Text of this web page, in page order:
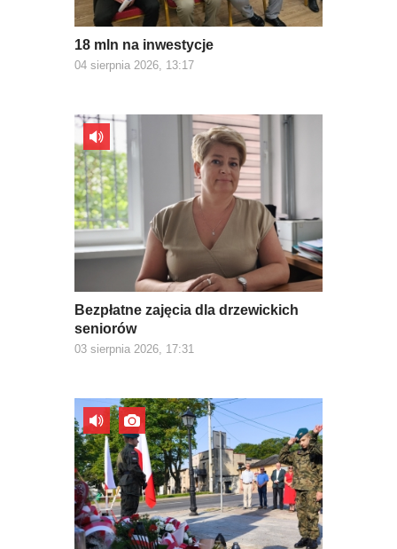
18 mln na inwestycje
04 sierpnia 2026, 13:17
Bezpłatne zajęcia dla drzewickich
seniorów
03 sierpnia 2026, 17:31